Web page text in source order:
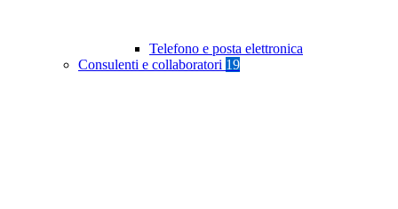
Telefono e posta elettronica
Consulenti e collaboratori 19